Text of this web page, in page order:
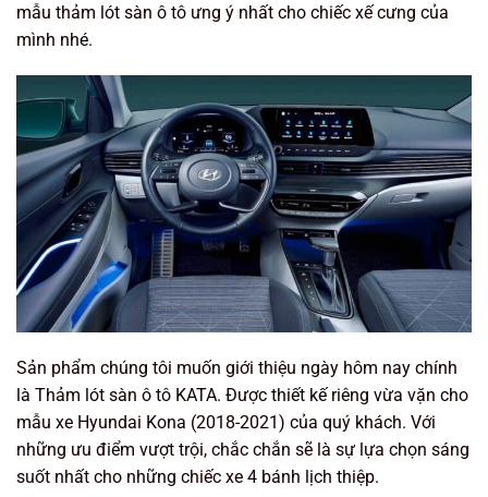
mẫu thảm lót sàn ô tô ưng ý nhất cho chiếc xế cưng của
mình nhé.
Sản phẩm chúng tôi muốn giới thiệu ngày hôm nay chính
là Thảm lót sàn ô tô KATA. Được thiết kế riêng vừa vặn cho
mẫu xe Hyundai Kona (2018-2021) của quý khách. Với
những ưu điểm vượt trội, chắc chắn sẽ là sự lựa chọn sáng
suốt nhất cho những chiếc xe 4 bánh lịch thiệp.